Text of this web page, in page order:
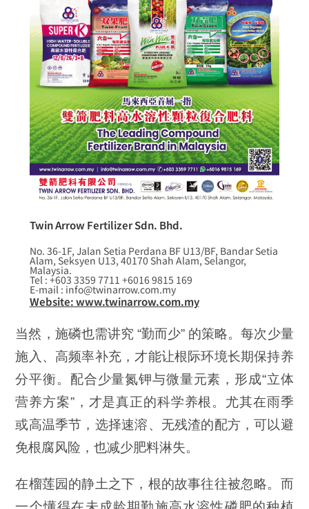
Twin Arrow Fertilizer Sdn. Bhd.
No. 36-1F, Jalan Setia Perdana BF U13/BF, Bandar Setia
Alam, Seksyen U13, 40170 Shah Alam, Selangor,
Malaysia.
Tel : +603 3359 7711 +6016 9815 169
E-mail : info@twinarrow.com.my
Website: www.twinarrow.com.my
当然，施磷也需讲究 “勤而少” 的策略。每次少量
施入、高频率补充，才能让根际环境长期保持养
分平衡。配合少量氮钾与微量元素，形成“立体
营养方案”，才是真正的科学养根。尤其在雨季
或高温季节，选择速溶、无残渣的配方，可以避
免根腐风险，也减少肥料淋失。
在榴莲园的静土之下，根的故事往往被忽略。而